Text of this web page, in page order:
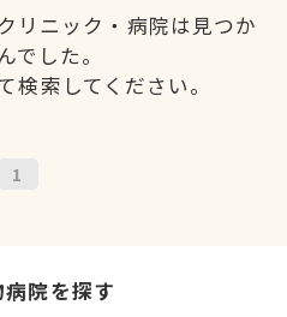
リニック・病院は見つか
でした。
検索してください。
1
院を探す